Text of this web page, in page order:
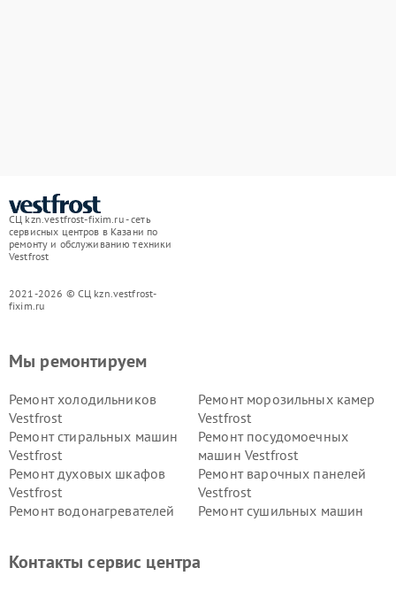
СЦ kzn.vestfrost-fixim.ru - сеть
сервисных центров в Казани по
ремонту и обслуживанию техники
Vestfrost
2021-2026 © СЦ kzn.vestfrost-
fixim.ru
Мы ремонтируем
Ремонт холодильников
Vestfrost
Ремонт морозильных камер
Vestfrost
Ремонт стиральных машин
Vestfrost
Ремонт посудомоечных
машин Vestfrost
Ремонт духовых шкафов
Vestfrost
Ремонт варочных панелей
Vestfrost
Ремонт водонагревателей
Ремонт сушильных машин
Vestfrost
Контакты сервис центра